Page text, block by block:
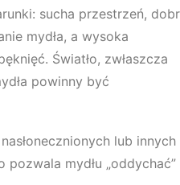
sucha przestrzeń,
mydła, a wysoka
Światło, zwłaszcza
powinny być
lub innych
mydłu „oddychać”